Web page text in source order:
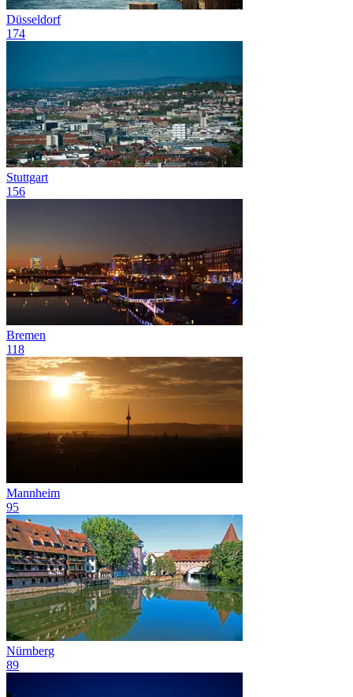
Düsseldorf
174
Stuttgart
156
Bremen
118
Mannheim
95
Nürnberg
89